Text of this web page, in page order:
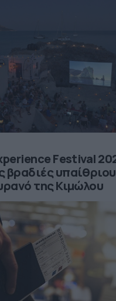
Festival
βραδιές
της Κιμώλου